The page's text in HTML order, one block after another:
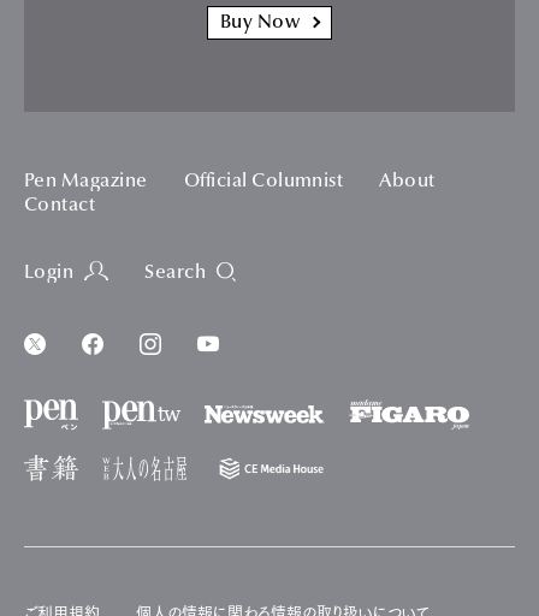
Buy Now
Pen Magazine Official Columnist
About
Contact
Login Search